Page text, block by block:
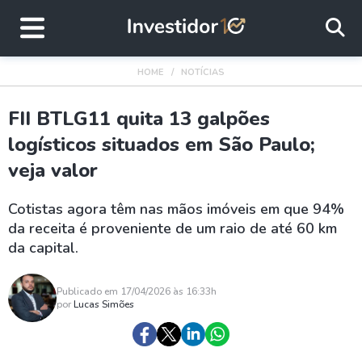
HOME NOTÍCIAS
FII BTLG11 quita 13 galpões
logísticos situados em São Paulo;
veja valor
Cotistas agora têm nas mãos imóveis em que 94%
da receita é proveniente de um raio de até 60 km
da capital.
Publicado em 17/04/2026 às 16:33h
porLucas Simões